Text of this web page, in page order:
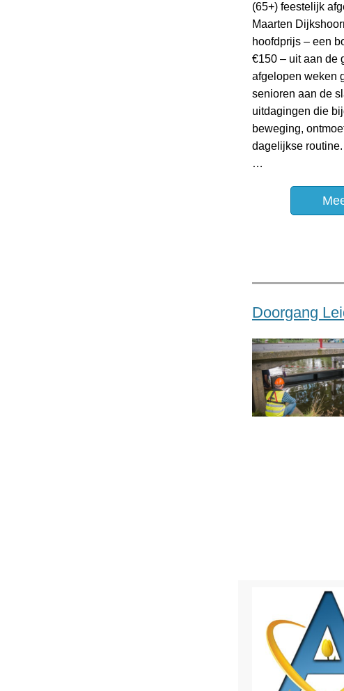
(65+) feestelijk
Maarten
hoofdprijs – een
€150 – uit aan de
afgelopen weken
senioren aan de
uitdagingen die
beweging,
dagelijkse
…
Doorgang